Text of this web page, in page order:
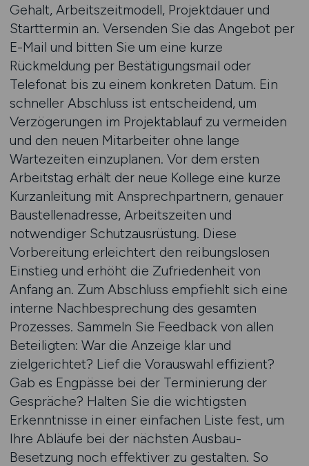
Gehalt, Arbeitszeitmodell, Projektdauer und
Starttermin an. Versenden Sie das Angebot per
E-Mail und bitten Sie um eine kurze
Rückmeldung per Bestätigungsmail oder
Telefonat bis zu einem konkreten Datum. Ein
schneller Abschluss ist entscheidend, um
Verzögerungen im Projektablauf zu vermeiden
und den neuen Mitarbeiter ohne lange
Wartezeiten einzuplanen. Vor dem ersten
Arbeitstag erhält der neue Kollege eine kurze
Kurzanleitung mit Ansprechpartnern, genauer
Baustellenadresse, Arbeitszeiten und
notwendiger Schutzausrüstung. Diese
Vorbereitung erleichtert den reibungslosen
Einstieg und erhöht die Zufriedenheit von
Anfang an. Zum Abschluss empfiehlt sich eine
interne Nachbesprechung des gesamten
Prozesses. Sammeln Sie Feedback von allen
Beteiligten: War die Anzeige klar und
zielgerichtet? Lief die Vorauswahl effizient?
Gab es Engpässe bei der Terminierung der
Gespräche? Halten Sie die wichtigsten
Erkenntnisse in einer einfachen Liste fest, um
Ihre Abläufe bei der nächsten Ausbau-
Besetzung noch effektiver zu gestalten. So